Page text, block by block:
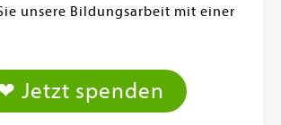
unsere Bildungsarbeit mit einer
Jetzt spenden